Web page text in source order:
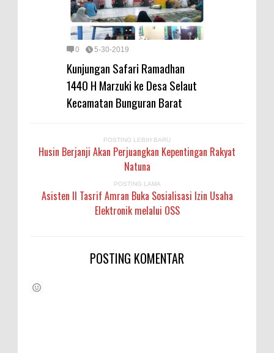
0 5-30-2019
Kunjungan Safari Ramadhan
1440 H Marzuki ke Desa Selaut
Kecamatan Bunguran Barat
POSTING LEBIH BARU
Husin Berjanji Akan Perjuangkan Kepentingan Rakyat
Natuna
POSTING LAMA
Asisten II Tasrif Amran Buka Sosialisasi Izin Usaha
Elektronik melalui OSS
POSTING KOMENTAR